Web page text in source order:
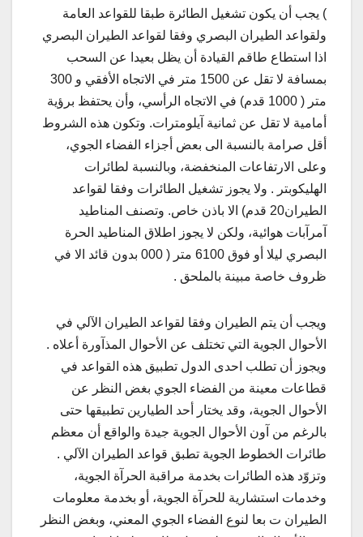
) يجب أن يكون تشغيل الطائرة طبقا للقواعد العامة
ولقواعد الطيران البصري وفقا لقواعد الطيران البصري
اذا استطاع طاقم القيادة أن يظل بعيدا عن السحب
بمسافة لا تقل عن 1500 متر في الاتجاه الأفقي و 300
متر ( 1000 قدم) في الاتجاه الرأسي، وأن يحتفظ برؤية
أمامية لا تقل عن ثمانية آيلومترات. وتكون هذه الشروط
أقل صرامة بالنسبة الى بعض أجزاء الفضاء الجوي،
وعلى الارتفاعات المنخفضة، وبالنسبة لطائرات
الهليكوبتر . ولا يجوز تشغيل الطائرات وفقا لقواعد
الطيران20 قدم) الا باذن خاص. وتصنف المناطيد
آمرآبات هوائية، ولكن لا يجوز اطلاق المناطيد الحرة
البصري ليلا أو فوق 6100 متر ( 000 بدون قائد الا في
ظروف خاصة مبينة بالملحق .
ويجب أن يتم الطيران وفقا لقواعد الطيران الآلي في
الأحوال الجوية التي تختلف عن الأحوال المذآورة أعلاه .
ويجوز أن تطلب احدى الدول تطبيق هذه القواعد في
قطاعات معينة من الفضاء الجوي بغض النظر عن
الأحوال الجوية، وقد يختار أحد الطيارين تطبيقها حتى
بالرغم من آون الأحوال الجوية جيدة والواقع أن معظم
طائرات الخطوط الجوية تطبق قواعد الطيران الآلي .
وتزوّد هذه الطائرات بخدمة مراقبة الحرآة الجوية،
وخدمات استشارية للحرآة الجوية، أو بخدمة معلومات
الطيران ت بعا لنوع الفضاء الجوي المعني، وبغض النظر